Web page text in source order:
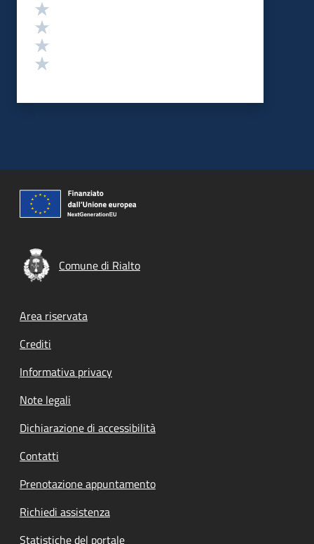
Comune di Rialto
Footer menu
Area riservata
Crediti
Informativa privacy
Note legali
Dichiarazione di accessibilità
Contatti
Prenotazione appuntamento
Richiedi assistenza
Statistiche del portale